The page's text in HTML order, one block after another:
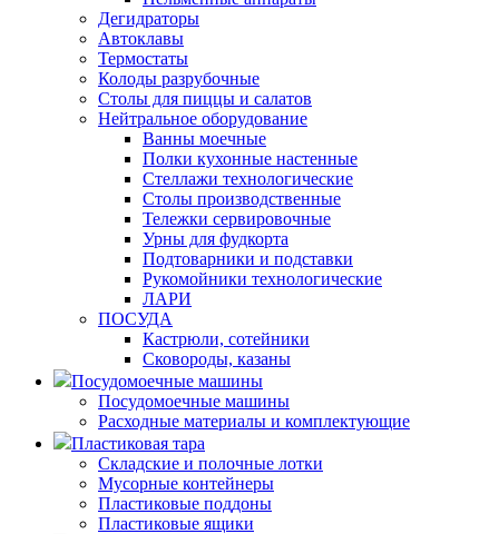
Дегидраторы
Автоклавы
Термостаты
Колоды разрубочные
Столы для пиццы и салатов
Нейтральное оборудование
Ванны моечные
Полки кухонные настенные
Стеллажи технологические
Столы производственные
Тележки сервировочные
Урны для фудкорта
Подтоварники и подставки
Рукомойники технологические
ЛАРИ
ПОСУДА
Кастрюли, сотейники
Сковороды, казаны
Посудомоечные машины
Посудомоечные машины
Расходные материалы и комплектующие
Пластиковая тара
Складские и полочные лотки
Мусорные контейнеры
Пластиковые поддоны
Пластиковые ящики